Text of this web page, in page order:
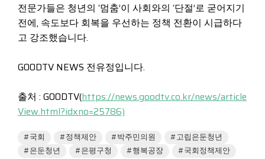
전문가들은 청년의 ‘멈춤’이 사회와의 ‘단절’로 굳어지기
전에, 속도보다 회복을 우선하는 정책 전환이 시급하다
고 강조했습니다.
GOODTV NEWS 전유정입니다.
출처 : GOODTV(https://news.goodtv.co.kr/news/article
View.html?idxno=25786)
#국회 #정책제안 #박주민의원
#고립은둔청년
#은둔청년
#은평구청 #행복공장 #국회정책제안